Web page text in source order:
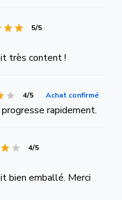
5/5
très content !
4/5 Achat confirmé
rapidement.
4/5
bien emballé. Merci